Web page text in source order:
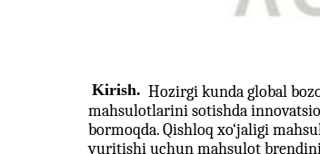
Kirish. Hozirgi kunda global
mahsulotlarini sotishda
bormoqda. Qishloq xo‘jaligi
yuritishi uchun mahsulot brendini